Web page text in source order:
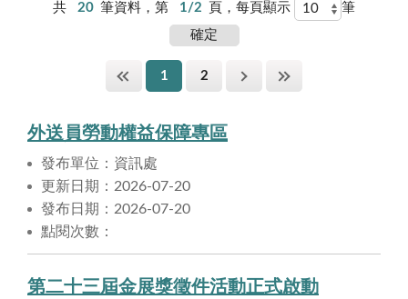
共 20 筆資料，第 1/2 頁，每頁顯示 筆
1 2
外送員勞動權益保障專區
發布單位：資訊處
更新日期：2026-07-20
發布日期：2026-07-20
點閱次數：
第二十三屆金展獎徵件活動正式啟動